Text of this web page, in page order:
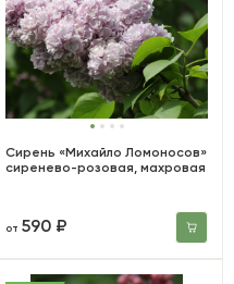
Сирень «Михайло Ломоносов»
сиренево-розовая, махровая
от590 ₽